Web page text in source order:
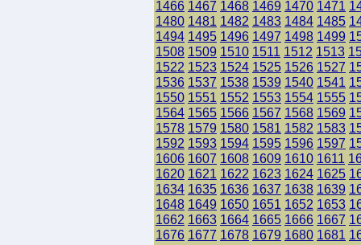
1466 1467 1468 1469 1470 1471
1480 1481 1482 1483 1484 1485
1494 1495 1496 1497 1498 1499
1508 1509 1510 1511 1512 1513
1522 1523 1524 1525 1526 1527
1536 1537 1538 1539 1540 1541
1550 1551 1552 1553 1554 1555
1564 1565 1566 1567 1568 1569
1578 1579 1580 1581 1582 1583
1592 1593 1594 1595 1596 1597
1606 1607 1608 1609 1610 1611
1620 1621 1622 1623 1624 1625
1634 1635 1636 1637 1638 1639
1648 1649 1650 1651 1652 1653
1662 1663 1664 1665 1666 1667
1676 1677 1678 1679 1680 1681